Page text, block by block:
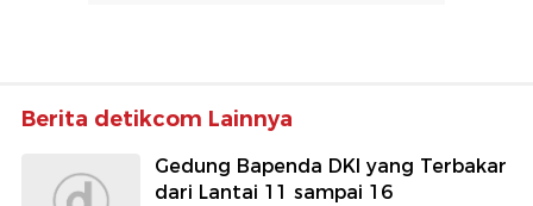
Berita detikcom Lainnya
Gedung Bapenda DKI yang Terbakar
dari Lantai 11 sampai 16